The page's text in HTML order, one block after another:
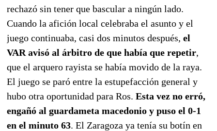
rechazó sin tener que bascular a ningún lado.
Cuando la afición local celebraba el asunto y el
juego continuaba, casi dos minutos después, el
VAR avisó al árbitro de que había que repetir,
que el arquero rayista se había movido de la raya.
El juego se paró entre la estupefacción general y
hubo otra oportunidad para Ros. Esta vez no erró,
engañó al guardameta macedonio y puso el 0-1
en el minuto 63. El Zaragoza ya tenía su botín en